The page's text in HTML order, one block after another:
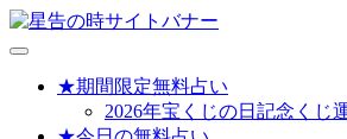
メ
★期間限定無料占い
2026年宝くじの日記念くじ